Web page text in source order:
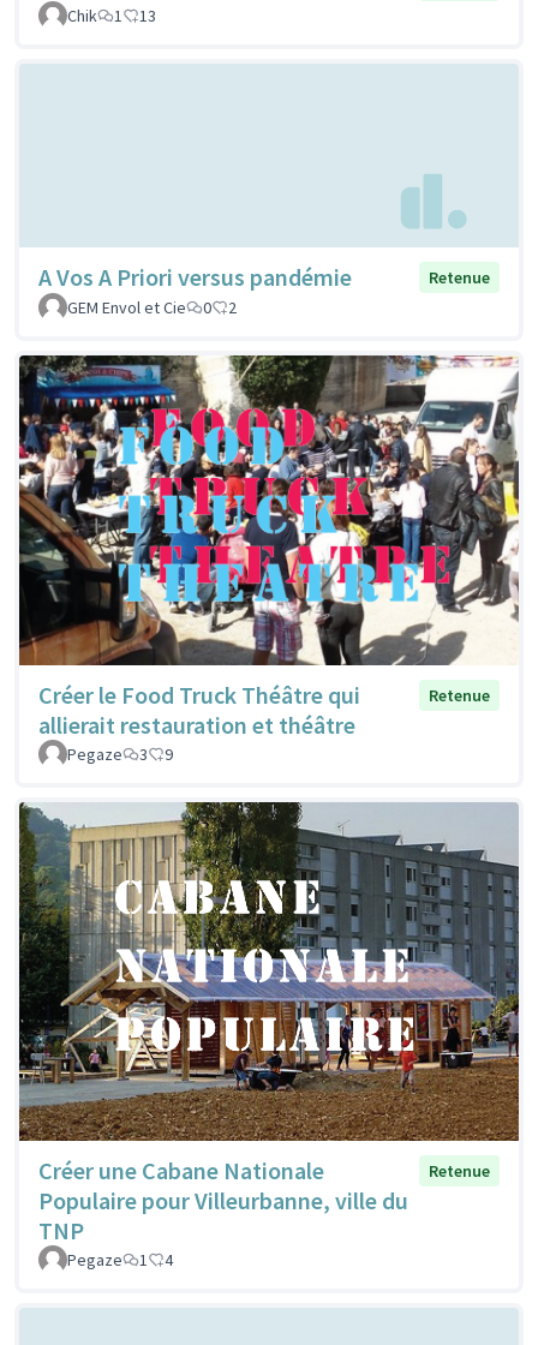
Chik
1 13
A Vos A Priori versus pandémie
Retenue
GEM Envol et Cie
0 2
Créer le Food Truck Théâtre qui
allierait restauration et théâtre
Retenue
Pegaze 3 9
Créer une Cabane Nationale
Populaire pour Villeurbanne, ville du
TNP
Retenue
Pegaze 1 4